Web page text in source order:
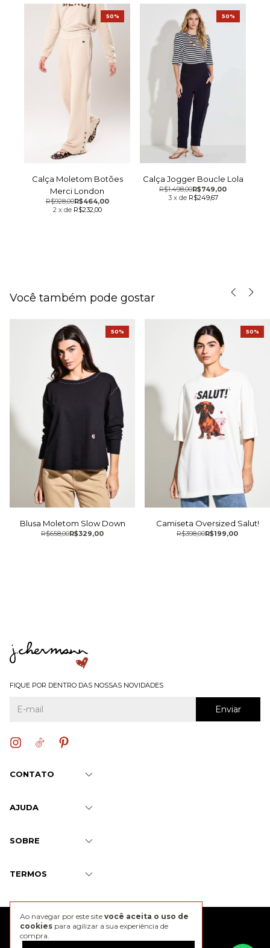
Ao navegar por este site você aceita o uso de
cookies para agilizar a sua experiência de
compra.
Calça Moletom Botões
Merci London
R$464,00
R$928,00
2 x de R$232,00
50%
Calça Jogger Boucle Lola
R$749,00
R$1.498,00
3 x de R$249,67
50%
Você também pode gostar
Blusa Moletom Slow Down
R$329,00
R$658,00
50%
Camiseta Oversized Salut!
R$199,00
R$398,00
50%
FIQUE POR DENTRO DAS NOSSAS NOVIDADES
CONTATO
AJUDA
SOBRE
TERMOS
@2026 J. Chermann